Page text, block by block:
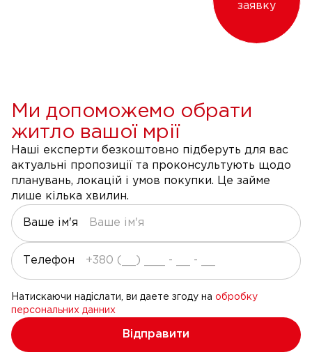
заявку
Ми допоможемо обрати
житло вашої мрії
Наші експерти безкоштовно підберуть для вас
актуальні пропозиції та проконсультують щодо
планувань, локацій і умов покупки. Це займе
лише кілька хвилин.
Ваше ім'я
Телефон
Натискаючи надіслати, ви даете згоду на обробку
персональних данних
Відправити